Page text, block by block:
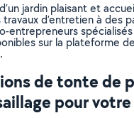
jardin plaisant et
d’entretien à des
entrepreneurs
sur la plateforme
de tonte de
pour